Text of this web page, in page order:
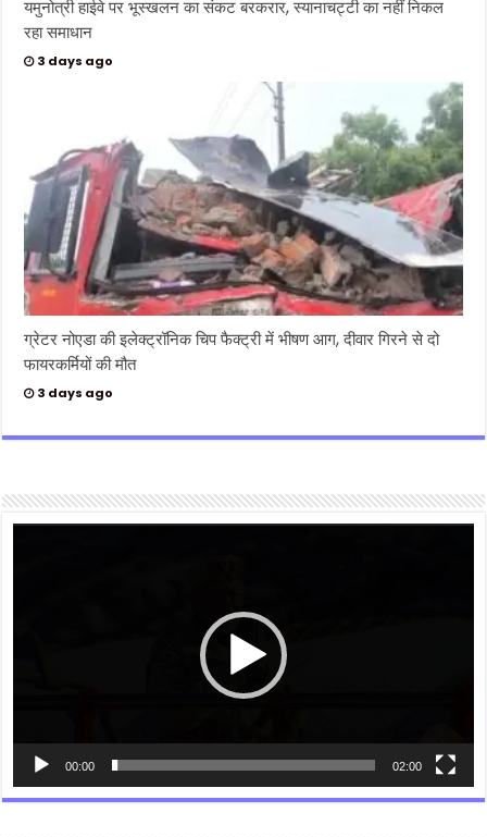
यमुनोत्री हाईवे पर भूस्खलन का संकट बरकरार, स्यानाचट्टी का नहीं निकल
रहा समाधान
3 days ago
ग्रेटर नोएडा की इलेक्ट्रॉनिक चिप फैक्ट्री में भीषण आग, दीवार गिरने से दो
फायरकर्मियों की मौत
3 days ago
Video
00:00 02:00